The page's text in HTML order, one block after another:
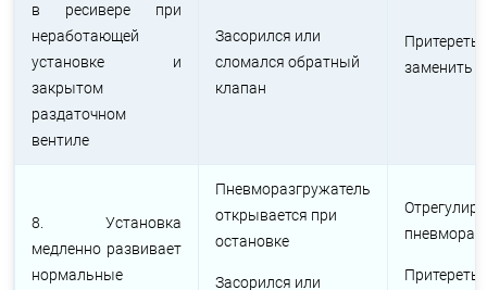
в ресивере при
неработающей
установке и
закрытом
раздаточном
вентиле
Засорился или
сломался обратный
клапан
Притереть
заменить
8. Установка
медленно развивает
нормальные
Пневморазгружатель
открывается при
остановке
Засорился или
Притереть